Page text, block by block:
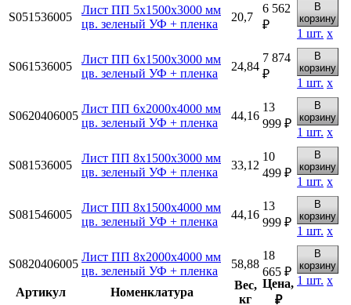
S051536005
Лист ПП 5х1500х3000 мм
цв. зеленый УФ + пленка
20,7
6 562
₽
В
корзину
1 шт. х
S061536005
Лист ПП 6х1500х3000 мм
цв. зеленый УФ + пленка
24,84
7 874
₽
В
корзину
1 шт. х
S0620406005
Лист ПП 6х2000х4000 мм
цв. зеленый УФ + пленка
44,16
13
999 ₽
В
корзину
1 шт. х
S081536005
Лист ПП 8х1500х3000 мм
цв. зеленый УФ + пленка
33,12
10
499 ₽
В
корзину
1 шт. х
S081546005
Лист ПП 8х1500х4000 мм
цв. зеленый УФ + пленка
44,16
13
999 ₽
В
корзину
1 шт. х
S0820406005
Лист ПП 8х2000х4000 мм
цв. зеленый УФ + пленка
58,88
18
665 ₽
В
корзину
1 шт. х
Артикул
Номенклатура
Вес,
кг
Цена,
₽